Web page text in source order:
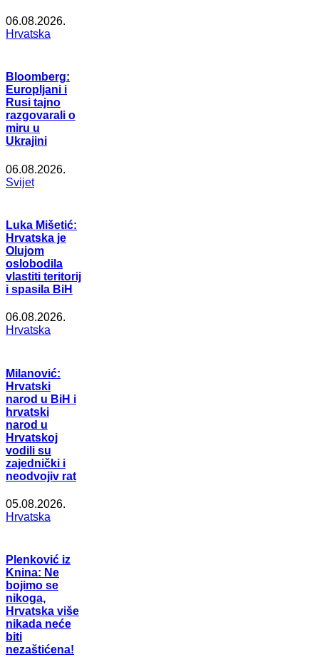
06.08.2026.
Hrvatska
Bloomberg:
Europljani i
Rusi tajno
razgovarali o
miru u
Ukrajini
06.08.2026.
Svijet
Luka Mišetić:
Hrvatska je
Olujom
oslobodila
vlastiti teritorij
i spasila BiH
06.08.2026.
Hrvatska
Milanović:
Hrvatski
narod u BiH i
hrvatski
narod u
Hrvatskoj
vodili su
zajednički i
neodvojiv rat
05.08.2026.
Hrvatska
Plenković iz
Knina: Ne
bojimo se
nikoga,
Hrvatska više
nikada neće
biti
nezaštićena!